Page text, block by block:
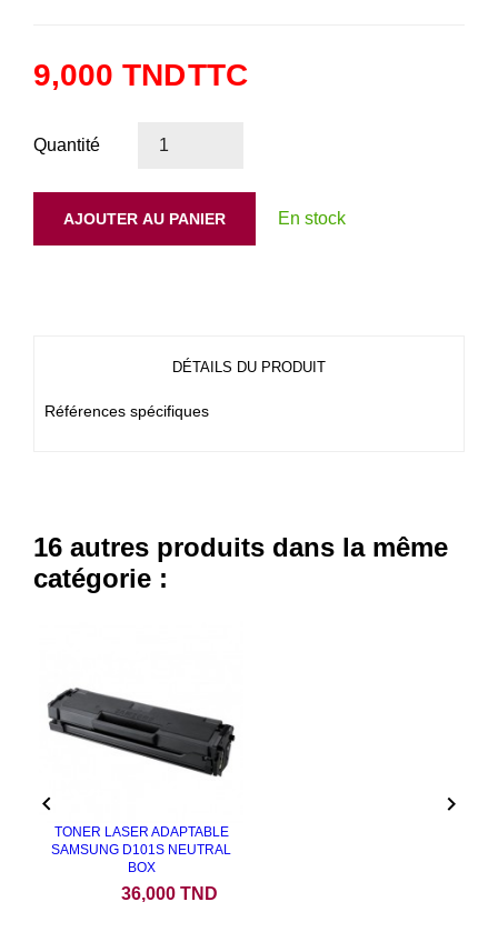
9,000 TNDTTC
Quantité
AJOUTER AU PANIER En stock
DÉTAILS DU PRODUIT
Références spécifiques
16 autres produits dans la même
catégorie :
TONER LASER ADAPTABLE
SAMSUNG D101S NEUTRAL
BOX
36,000 TND
 